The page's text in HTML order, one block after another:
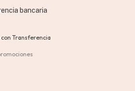
bancaria
Transferencia